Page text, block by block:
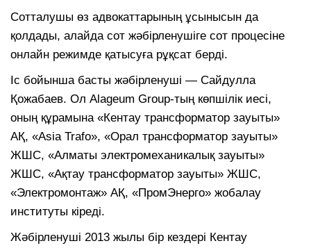
Сотталушы өз адвокаттарының ұсынысын да
қолдады, алайда сот жәбірленушіге сот процесіне
онлайн режимде қатысуға рұқсат берді.
Іс бойынша басты жәбірленуші — Сайдулла
Қожабаев. Ол Alageum Group-тың көпшілік иесі,
оның құрамына «Кентау трансформатор зауыты»
АҚ, «Asia Trafo», «Орал трансформатор зауыты»
ЖШС, «Алматы электромеханикалық зауыты»
ЖШС, «Ақтау трансформатор зауыты» ЖШС,
«Электромонтаж» АҚ, «ПромЭнерго» жобалау
институты кіреді.
Жәбірленуші 2013 жылы бір кездері Кентау